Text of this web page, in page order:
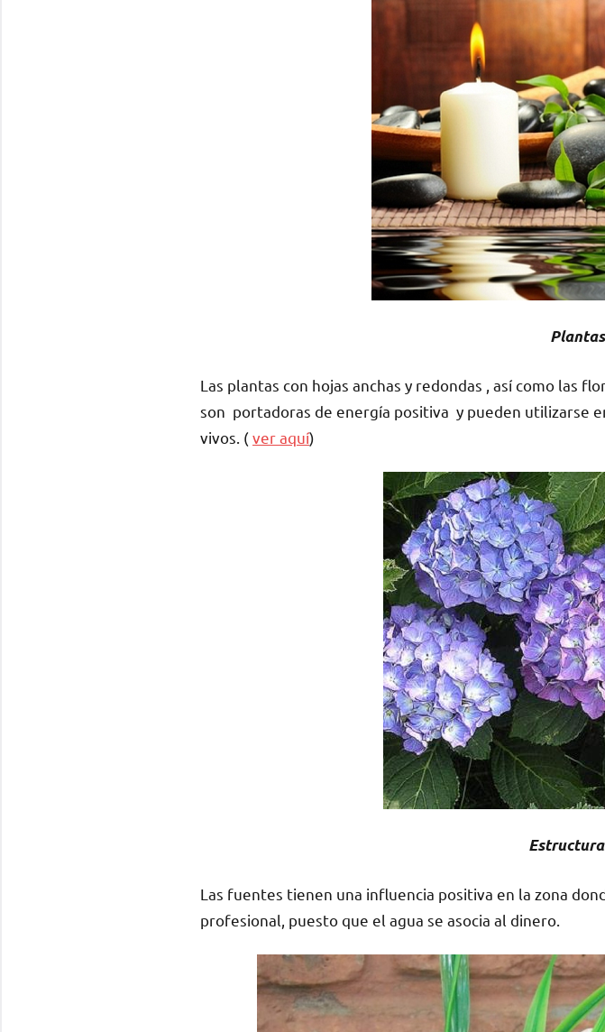
Las plantas con hojas anchas y redondas , así como las
son portadoras de energía positiva y pueden utilizarse
vivos. (ver aquí)
Las fuentes tienen una influencia positiva en la zona
profesional, puesto que el agua se asocia al dinero.